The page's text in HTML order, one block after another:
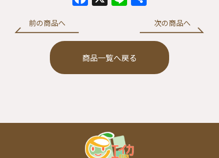
有
前の商品へ 次の商品へ
商品一覧へ戻る